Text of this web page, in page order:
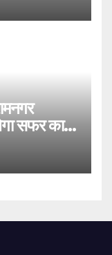
सफर का